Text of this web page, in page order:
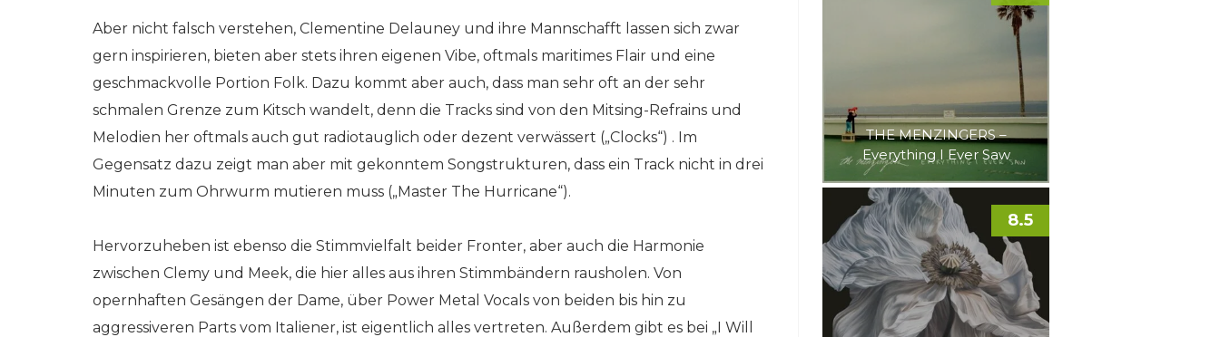
Aber nicht falsch verstehen, Clementine Delauney und ihre Mannschafft lassen sich zwar
gern inspirieren, bieten aber stets ihren eigenen Vibe, oftmals maritimes Flair und eine
geschmackvolle Portion Folk. Dazu kommt aber auch, dass man sehr oft an der sehr
schmalen Grenze zum Kitsch wandelt, denn die Tracks sind von den Mitsing-Refrains und
Melodien her oftmals auch gut radiotauglich oder dezent verwässert („Clocks“) . Im
Gegensatz dazu zeigt man aber mit gekonntem Songstrukturen, dass ein Track nicht in drei
Minuten zum Ohrwurm mutieren muss („Master The Hurricane“).
Hervorzuheben ist ebenso die Stimmvielfalt beider Fronter, aber auch die Harmonie
zwischen Clemy und Meek, die hier alles aus ihren Stimmbändern rausholen. Von
opernhaften Gesängen der Dame, über Power Metal Vocals von beiden bis hin zu
aggressiveren Parts vom Italiener, ist eigentlich alles vertreten. Außerdem gibt es bei „I Will
THE MENZINGERS –
Everything I Ever Saw
8.5